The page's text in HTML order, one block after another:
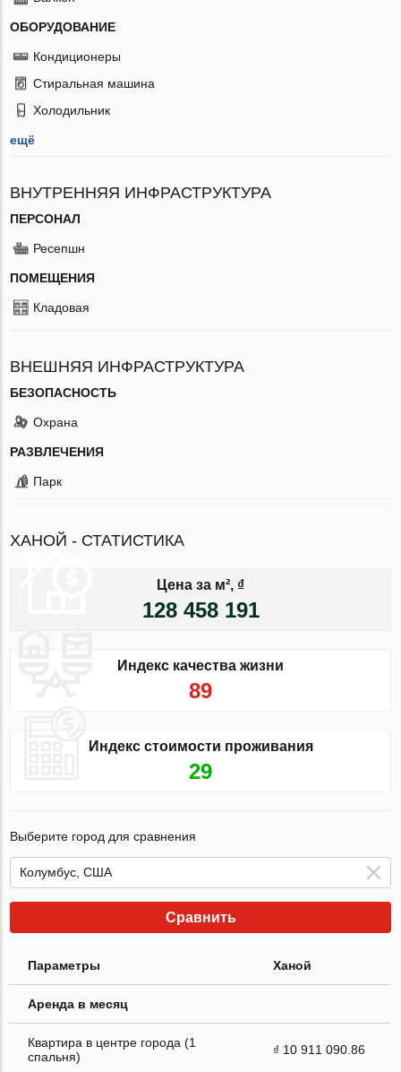
ОБОРУДОВАНИЕ
Кондиционеры
Стиральная машина
Холодильник
ещё
ВНУТРЕННЯЯ ИНФРАСТРУКТУРА
ПЕРСОНАЛ
Ресепшн
ПОМЕЩЕНИЯ
Кладовая
ВНЕШНЯЯ ИНФРАСТРУКТУРА
БЕЗОПАСНОСТЬ
Охрана
РАЗВЛЕЧЕНИЯ
Парк
ХАНОЙ - СТАТИСТИКА
Цена за м², ₫
128 458 191
Индекс качества жизни
89
Индекс стоимости проживания
29
Выберите город для сравнения
Сравнить
Параметры Ханой
Аренда в месяц
Квартира в центре города (1
спальня)
₫ 10 911 090.86